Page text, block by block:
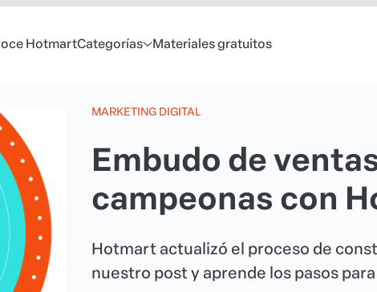
HotmartCategorías Materiales gratuitos
MARKETING DIGITAL
Embudo de
campeonas con
Hotmart actualizó el proceso de
nuestro post y aprende los pasos